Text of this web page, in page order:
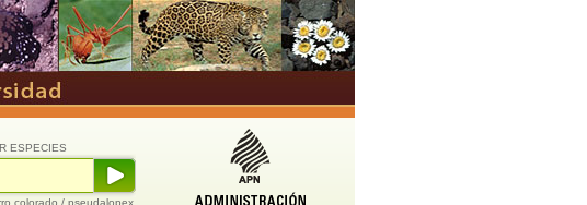
ESPECIES
colorado / pseudalopex